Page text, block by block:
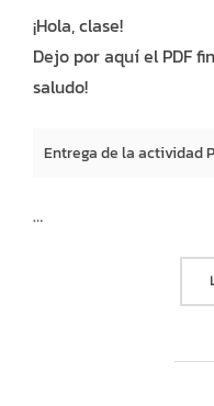
¡Hola, clase!
Dejo por aquí el PDF
saludo!
Entrega de la actividad
…